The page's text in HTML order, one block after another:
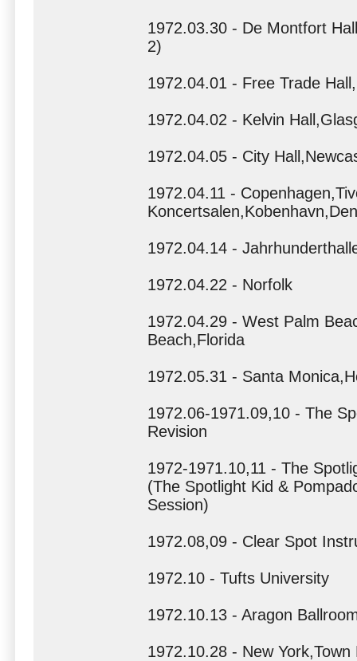
1972.03.30 - De Montfort
2)
1972.04.01 - Free Trade
1972.04.02 - Kelvin
1972.04.05 - City
1972.04.11 -
1972.04.14 -
1972.04.22 - Norfolk
1972.04.29 - West Palm
Beach,Florida
1972.05.31 - Santa
1972.06-1971.09,10 - The
Revision
1972-1971.10,11 - The
(The Spotlight Kid &
Session)
1972.08,09 - Clear Spot
1972.10 - Tufts University
1972.10.13 - Aragon
1972.10.28 - New York,Town